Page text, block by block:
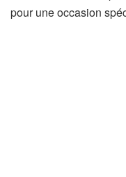
pour une occasion